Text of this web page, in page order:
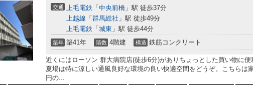
交通 上毛電鉄 「 中央前橋 」駅 徒歩37分
上越線 「 群馬総社 」駅 徒歩49分
上毛電鉄 「 城東 」駅 徒歩44分
築年 築41年 階数 4階建 構造 鉄筋コンクリート
近くにはローソン 群大病院店(徒歩6分)がありちょっとした買い物に便
夏場は特に涼しい通風良好な環境の良い快適空間をどうぞ。こちらは
円の...